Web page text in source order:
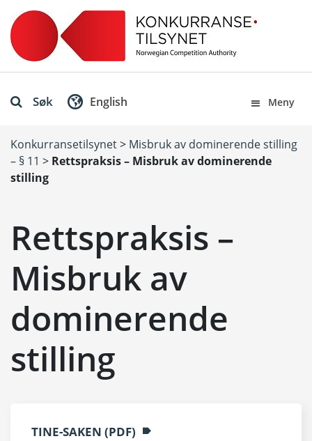
Søk Meny
English
Konkurransetilsynet> Misbruk av dominerende stilling
– § 11 > Rettspraksis – Misbruk av dominerende
stilling
Rettspraksis –
Misbruk av
dominerende
stilling
TINE-SAKEN (PDF)